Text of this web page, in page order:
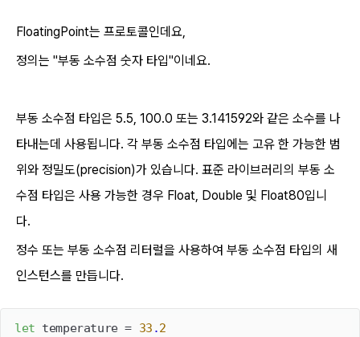
FloatingPoint는 프로토콜인데요,
정의는 "부동 소수점 숫자 타입"이네요.
부동 소수점 타입은 5.5, 100.0 또는 3.141592와 같은 소수를 나
타내는데 사용됩니다. 각 부동 소수점 타입에는 고유 한 가능한 범
위와 정밀도(precision)가 있습니다. 표준 라이브러리의 부동 소
수점 타입은 사용 가능한 경우 Float, Double 및 Float80입니
다.
정수 또는 부동 소수점 리터럴을 사용하여 부동 소수점 타입의 새
인스턴스를 만듭니다.
let temperature = 33 .2